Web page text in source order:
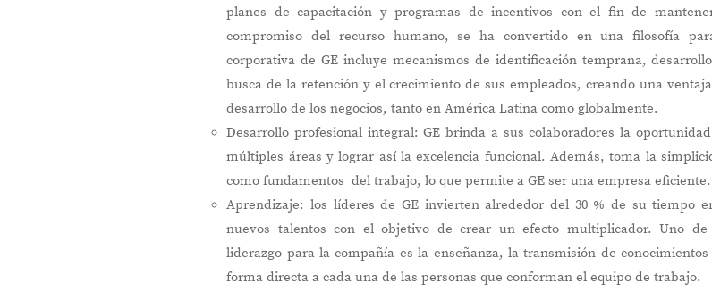
planes de capacitación y programas de incentivos con el fin de
compromiso del recurso humano, se ha convertido en una filosofía
corporativa de GE incluye mecanismos de identificación temprana,
busca de la retención y el crecimiento de sus empleados, creando una
desarrollo de los negocios, tanto en América Latina como globalmente.
Desarrollo profesional integral: GE brinda a sus colaboradores la
múltiples áreas y lograr así la excelencia funcional. Además, toma la
como fundamentos del trabajo, lo que permite a GE ser una empresa eficiente.
Aprendizaje: los líderes de GE invierten alrededor del 30 % de su tiempo
nuevos talentos con el objetivo de crear un efecto multiplicador. Uno
liderazgo para la compañía es la enseñanza, la transmisión de
forma directa a cada una de las personas que conforman el equipo de trabajo.